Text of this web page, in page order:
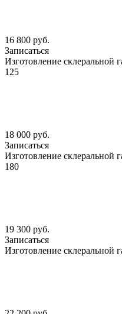
16 800 руб.
Записаться
Изготовление склеральной
125
18 000 руб.
Записаться
Изготовление склеральной
180
19 300 руб.
Записаться
Изготовление склеральной